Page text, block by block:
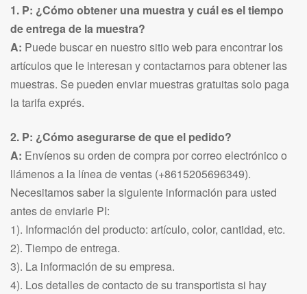
1. P: ¿Cómo obtener una muestra y cuál es el tiempo
de entrega de la muestra?
A: Puede buscar en nuestro sitio web para encontrar los
artículos que le interesan y contactarnos para obtener las
muestras. Se pueden enviar muestras gratuitas solo paga
la tarifa exprés.
2. P: ¿Cómo asegurarse de que el pedido?
A: Envíenos su orden de compra por correo electrónico o
llámenos a la línea de ventas (+8615205696349).
Necesitamos saber la siguiente información para usted
antes de enviarle PI:
1). Información del producto: artículo, color, cantidad, etc.
2). Tiempo de entrega.
3). La información de su empresa.
4). Los detalles de contacto de su transportista si hay